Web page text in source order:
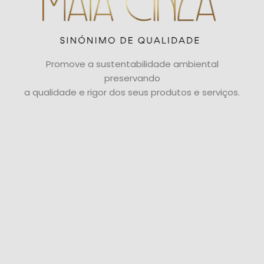
Promove a sustentabilidade ambiental
preservando
a qualidade e rigor dos seus produtos e serviços.